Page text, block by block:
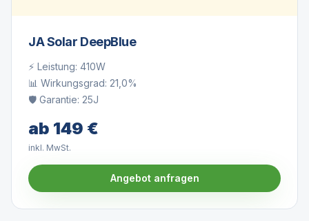
JA Solar DeepBlue
⚡ Leistung: 410W
📊 Wirkungsgrad: 21,0%
🛡️ Garantie: 25J
ab 149 €
inkl. MwSt.
Angebot anfragen